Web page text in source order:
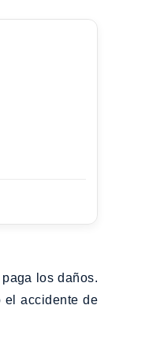
los daños.
el accidente de